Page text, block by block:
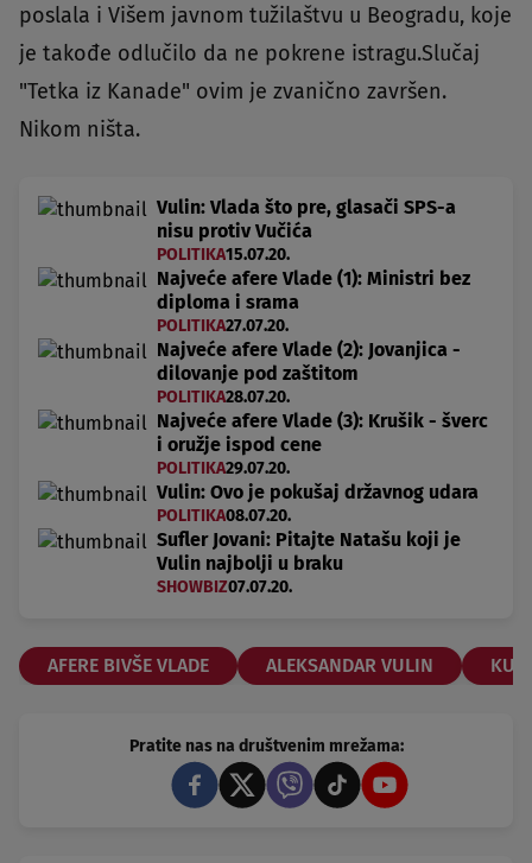
poslala i Višem javnom tužilaštvu u Beogradu, koje
je takođe odlučilo da ne pokrene istragu.Slučaj
"Tetka iz Kanade" ovim je zvanično završen.
Nikom ništa.
Vulin: Vlada što pre, glasači SPS-a
nisu protiv Vučića
POLITIKA15.07.20.
Najveće afere Vlade (1): Ministri bez
diploma i srama
POLITIKA27.07.20.
Najveće afere Vlade (2): Jovanjica -
dilovanje pod zaštitom
POLITIKA28.07.20.
Najveće afere Vlade (3): Krušik - šverc
i oružje ispod cene
POLITIKA29.07.20.
Vulin: Ovo je pokušaj državnog udara
POLITIKA08.07.20.
Sufler Jovani: Pitajte Natašu koji je
Vulin najbolji u braku
SHOWBIZ07.07.20.
AFERE BIVŠE VLADE ALEKSANDAR VULIN
Pratite nas na društvenim mrežama: